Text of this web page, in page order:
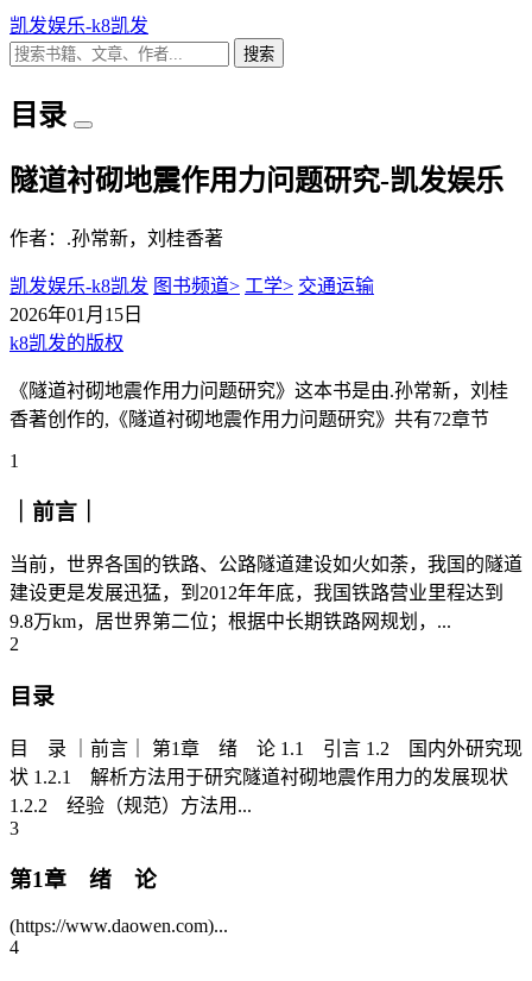
凯发娱乐-k8凯发
搜索
目录
隧道衬砌地震作用力问题研究-凯发娱乐
作者：.孙常新，刘桂香著
凯发娱乐-k8凯发 图书频道> 工学> 交通运输
2026年01月15日
k8凯发的版权
《隧道衬砌地震作用力问题研究》这本书是由.孙常新，刘桂
香著创作的,《隧道衬砌地震作用力问题研究》共有72章节
1
｜前言｜
当前，世界各国的铁路、公路隧道建设如火如荼，我国的隧道
建设更是发展迅猛，到2012年年底，我国铁路营业里程达到
9.8万km，居世界第二位；根据中长期铁路网规划，...
2
目录
目 录 ｜前言｜ 第1章 绪 论 1.1 引言 1.2 国内外研究现
状 1.2.1 解析方法用于研究隧道衬砌地震作用力的发展现状
1.2.2 经验（规范）方法用...
3
第1章 绪 论
(https://www.daowen.com)...
4